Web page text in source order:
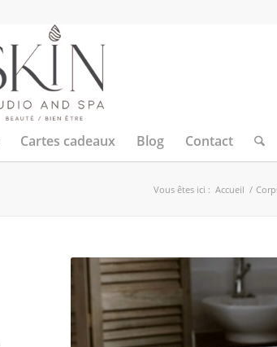
Cartes cadeaux Blog Contact
Vous êtes ici : Accueil /